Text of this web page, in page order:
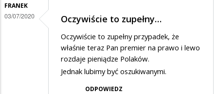
FRANEK
03/07/2020 Oczywiście to zupełny…
Oczywiście to zupełny przypadek, że
właśnie teraz Pan premier na prawo i lewo
rozdaje pieniądze Polaków.
Jednak lubimy być oszukiwanymi.
ODPOWIEDZ